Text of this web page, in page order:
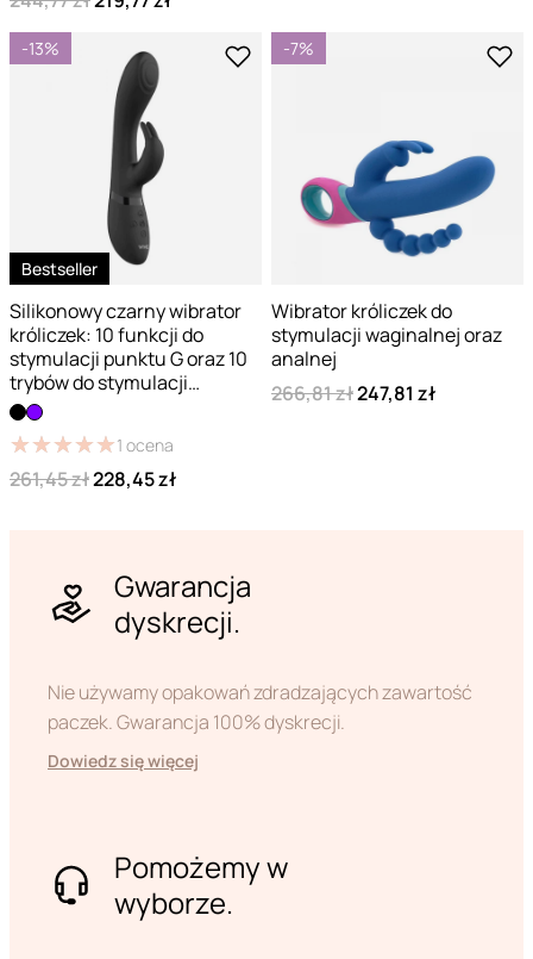
-13%
Bestseller
Silikonowy czarny wibrator
króliczek: 10 funkcji do
stymulacji punktu G oraz 10
trybów do stymulacji
łechtaczki
★★★★★
★★★★★1 ocena
261,45 zł228,45 zł
-7%
Wibrator króliczek do
stymulacji waginalnej oraz
analnej
266,81 zł247,81 zł
Gwarancja
dyskrecji.
Nie używamy opakowań zdradzających zawartość
paczek. Gwarancja 100% dyskrecji.
Dowiedz się więcej
Pomożemy w
wyborze.